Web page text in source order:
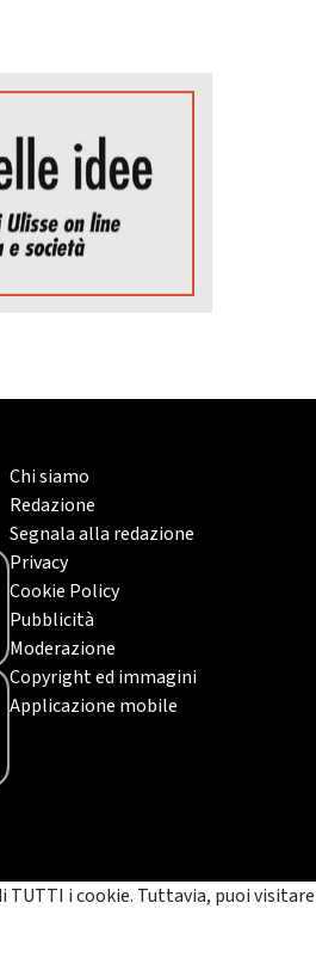
Chi siamo
Redazione
Segnala alla redazione
Privacy
Cookie Policy
Pubblicità
Moderazione
Copyright ed immagini
Applicazione mobile
i cookie. Tuttavia, puoi visitare